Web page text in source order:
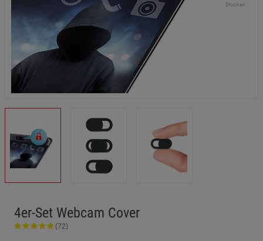
Drucken
4er-Set Webcam Cover
(72)